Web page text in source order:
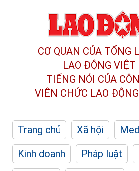
CƠ QUAN CỦA TỔNG
LAO ĐỘNG VIỆT
TIẾNG NÓI CỦA
VIÊN CHỨC LAO ĐỘNG
Trang chủ Xã hội
Kinh doanh
Pháp luật